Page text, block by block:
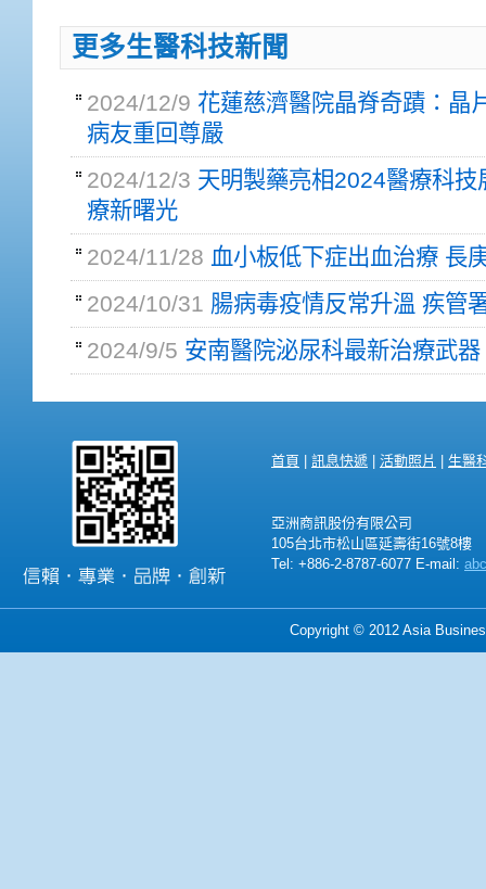
更多生醫科技新聞
2024/12/9 花蓮慈濟醫院晶脊奇蹟：晶
病友重回尊嚴
2024/12/3 天明製藥亮相2024醫療科
療新曙光
2024/11/28 血小板低下症出血治療 長
2024/10/31 腸病毒疫情反常升溫 疾管
2024/9/5 安南醫院泌尿科最新治療武
首頁 訊息快遞 活動照片 生醫
亞洲商訊股份有限公司
105台北市松山區延壽街16號8樓
Tel: +886-2-8787-6077 E-mail:
Copyright © 2012 Asia